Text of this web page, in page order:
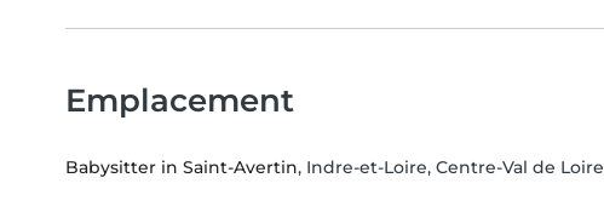
Emplacement
Babysitter in Saint-Avertin, Indre-et-Loire, Centre-Val de Loire